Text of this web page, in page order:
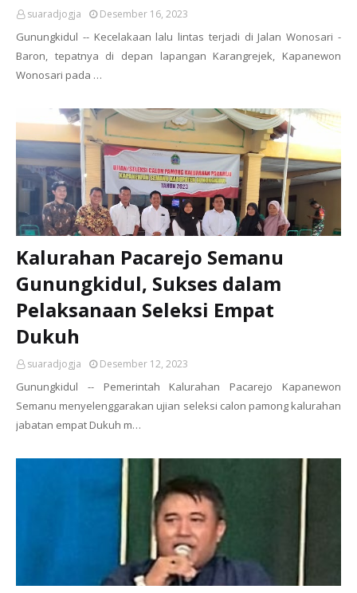
suaradjogja Desember 16, 2023
Gunungkidul -- Kecelakaan lalu lintas terjadi di Jalan Wonosari -
Baron, tepatnya di depan lapangan Karangrejek, Kapanewon
Wonosari pada …
Kalurahan Pacarejo Semanu
Gunungkidul, Sukses dalam
Pelaksanaan Seleksi Empat
Dukuh
suaradjogja Desember 12, 2023
Gunungkidul -- Pemerintah Kalurahan Pacarejo Kapanewon
Semanu menyelenggarakan ujian seleksi calon pamong kalurahan
jabatan empat Dukuh m…